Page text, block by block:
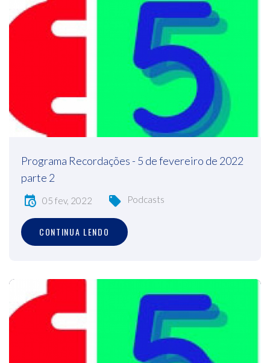
Programa Recordações - 5 de fevereiro de 2022
parte 2
05 fev, 2022 Podcasts
CONTINUA LENDO